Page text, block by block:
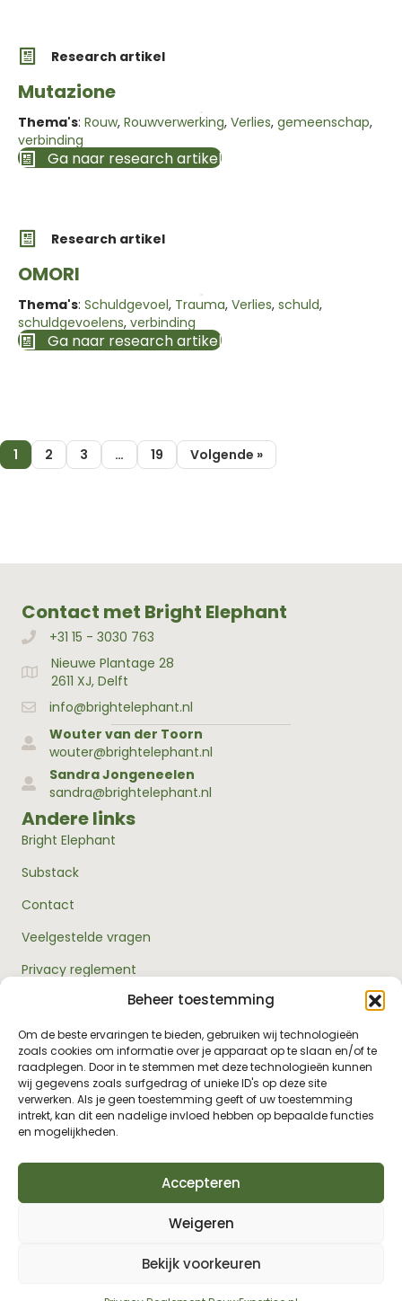
Beheer toestemming
Om de beste ervaringen te bieden, gebruiken wij technologieën
zoals cookies om informatie over je apparaat op te slaan en/of te
raadplegen. Door in te stemmen met deze technologieën kunnen
wij gegevens zoals surfgedrag of unieke ID's op deze site
verwerken. Als je geen toestemming geeft of uw toestemming
intrekt, kan dit een nadelige invloed hebben op bepaalde functies
en mogelijkheden.
Accepteren
Weigeren
Bekijk voorkeuren
Research artikel
Mutazione
Thema's: Rouw, Rouwverwerking, Verlies, gemeenschap,
verbinding
Ga naar research artikel
Research artikel
OMORI
Thema's: Schuldgevoel, Trauma, Verlies, schuld,
schuldgevoelens, verbinding
Ga naar research artikel
1 2 3 … 19 Volgende »
Contact met Bright Elephant
Bellen met Bright Elephant
+31 15 - 3030 763
Adres Bright Elephant
Nieuwe Plantage 28
2611 XJ, Delft
info@brightelephant.nl
Wouter van der Toorn
wouter@brightelephant.nl
Sandra Jongeneelen
sandra@brightelephant.nl
Andere links
Bright Elephant
Substack
Contact
Veelgestelde vragen
Privacy reglement
Algemene voorwaarden
Over ons
RouwExpertise.nl is een initiatief van Bright Elephant en
hét kennisplatform over rouw en verlies. Wij bieden
betrouwbare informatie en praktische hulp voor
iedereen die met rouw te maken heeft - van jezelf tot je
omgeving, van professionals tot leidinggevenden.